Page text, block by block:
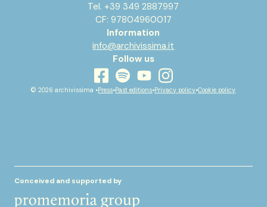
Tel. +39 349 2887997
CF: 97804960017
Information
info@archivissima.it
Follow us
facebook
spotifyyoutubeinstagram
© 2026 archivissima •Press•Past editions•Privacy policy•Cookie policy
Conceived and supported by